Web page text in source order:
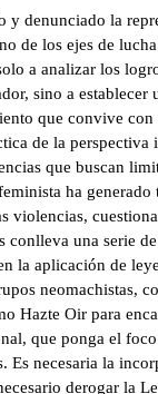
y denunciado la
de los ejes de
a analizar los
sino a
que convive
de la
que buscan
ha
violencias,
una serie
la aplicación de
neomachistas,
Hazte Oir para
que ponga el
Es necesaria la
derogar la